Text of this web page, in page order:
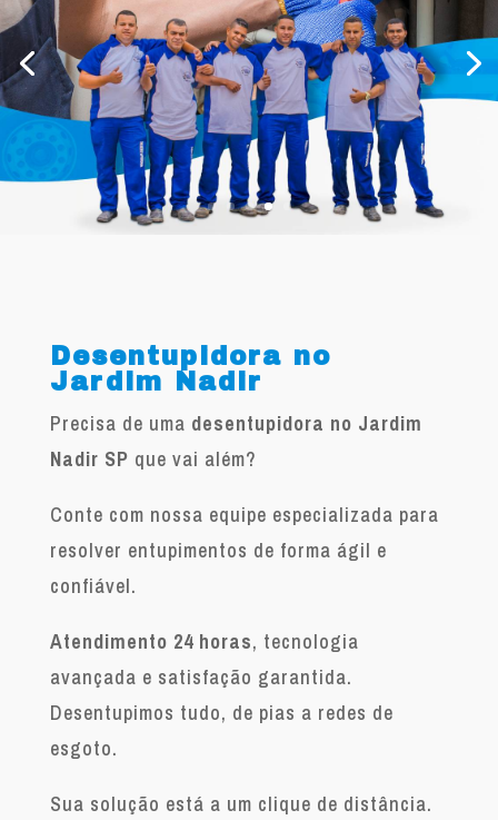
Desentupidora no
Jardim Nadir
Precisa de uma desentupidora no Jardim
Nadir SP que vai além?
Conte com nossa equipe especializada para
resolver entupimentos de forma ágil e
confiável.
Atendimento 24 horas, tecnologia
avançada e satisfação garantida.
Desentupimos tudo, de pias a redes de
esgoto.
Sua solução está a um clique de distância.